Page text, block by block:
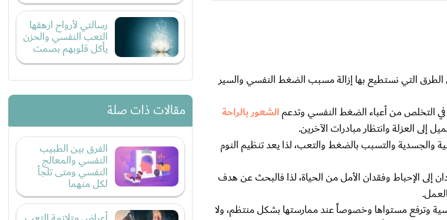
التي نستطيع بها إزالة مسبب الضغط النفسي والسير
في التخلص من أعباء الضغط النفسي وتدعمالشعور بالراحة
العزلة وانتظار مبادرات الآخرين.
والجسدية والتسبب بالضغط والتعب، لذا يعد تنظيم النوم
إلى الإحباط وفقدان الأمل من الحياة، لذا فالبحث عن هدف
وترفع مستواها وخصوصاً عند ممارستها بشكل منتظم، ولا
رسالتي لأرواح ارهقها
التعب النفسي والحزن
يأكل قلوبهم بصمت
مقالات ذات صلة
الفرق بين الطبيب
النفسي والمعالج
النفسي ومتى تلجأ
لكل منهما